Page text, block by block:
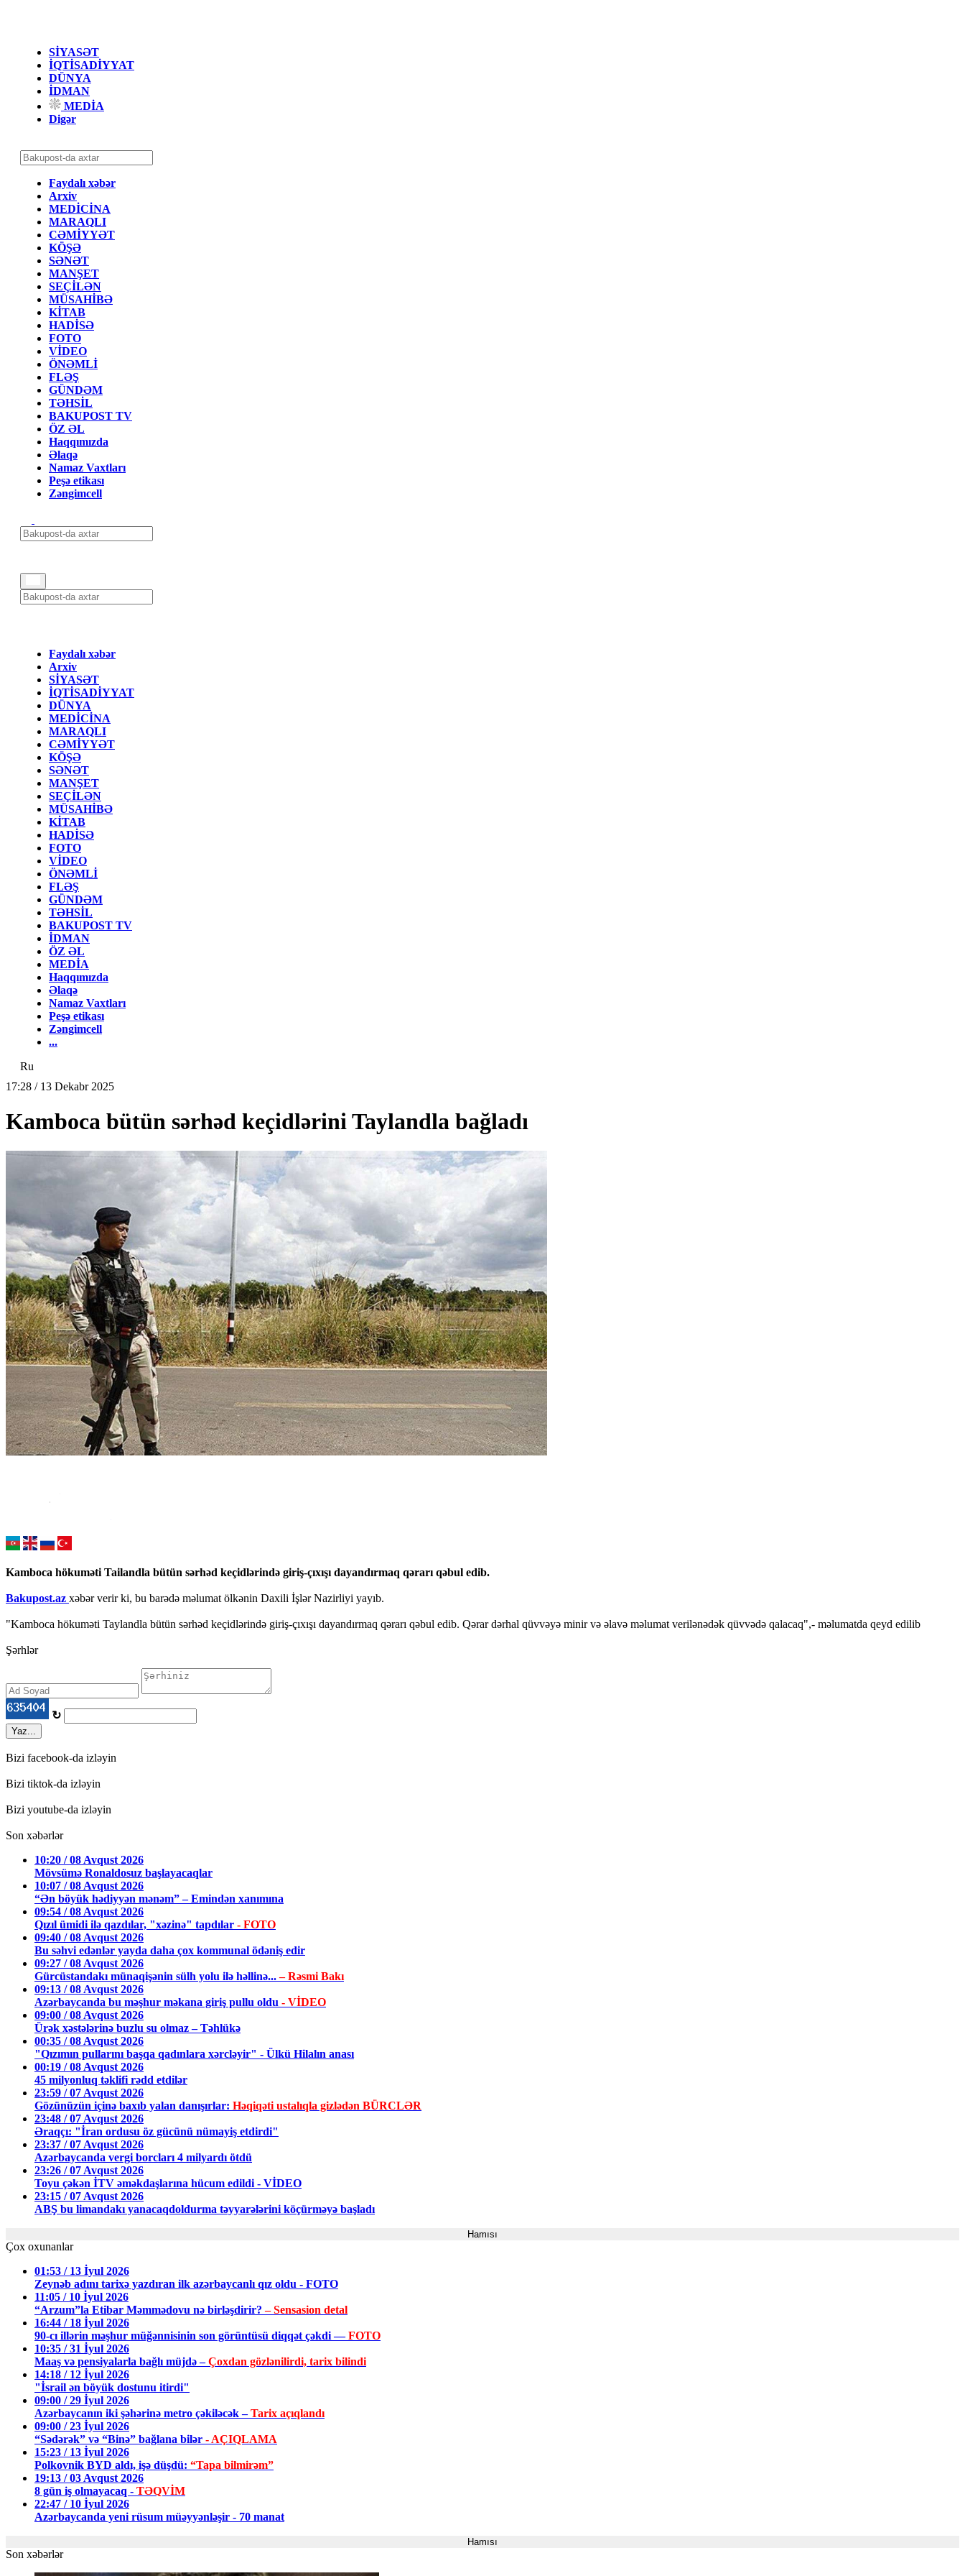
SİYASƏT
İQTİSADİYYAT
DÜNYA
İDMAN
MEDİA
Digər
Faydalı xəbər
Arxiv
MEDİCİNA
MARAQLI
CƏMİYYƏT
KÖŞƏ
SƏNƏT
MANŞET
SEÇİLƏN
MÜSAHİBƏ
KİTAB
HADİSƏ
FOTO
VİDEO
ÖNƏMLİ
FLƏŞ
GÜNDƏM
TƏHSİL
BAKUPOST TV
ÖZ ƏL
Haqqımızda
Əlaqə
Namaz Vaxtları
Peşə etikası
Zəngimcell
Faydalı xəbər
Arxiv
SİYASƏT
İQTİSADİYYAT
DÜNYA
MEDİCİNA
MARAQLI
CƏMİYYƏT
KÖŞƏ
SƏNƏT
MANŞET
SEÇİLƏN
MÜSAHİBƏ
KİTAB
HADİSƏ
FOTO
VİDEO
ÖNƏMLİ
FLƏŞ
GÜNDƏM
TƏHSİL
BAKUPOST TV
İDMAN
ÖZ ƏL
MEDİA
Haqqımızda
Əlaqə
Namaz Vaxtları
Peşə etikası
Zəngimcell
...
Ru
17:28 / 13 Dekabr 2025
Kamboca bütün sərhəd keçidlərini Taylandla bağladı
Kamboca hökuməti Tailandla bütün sərhəd keçidlərində giriş-çıxışı dayandırmaq qərarı qəbul edib.
Bakupost.az xəbər verir ki, bu barədə məlumat ölkənin Daxili İşlər Nazirliyi yayıb.
"Kamboca hökuməti Taylandla bütün sərhəd keçidlərində giriş-çıxışı dayandırmaq qərarı qəbul edib. Qərar dərhal qüvvəyə minir və əlavə məlumat verilənədək qüvvədə qalacaq",- məlumatda qeyd edilib
Şərhlər
↻
Yaz...
Bizi facebook-da izləyin
Bizi tiktok-da izləyin
Bizi youtube-da izləyin
Son xəbərlər
10:20 / 08 Avqust 2026
Mövsümə Ronaldosuz başlayacaqlar
10:07 / 08 Avqust 2026
“Ən böyük hədiyyən mənəm” – Emindən xanımına
09:54 / 08 Avqust 2026
Qızıl ümidi ilə qazdılar, "xəzinə" tapdılar - FOTO
09:40 / 08 Avqust 2026
Bu səhvi edənlər yayda daha çox kommunal ödəniş edir
09:27 / 08 Avqust 2026
Gürcüstandakı münaqişənin sülh yolu ilə həllinə...– Rəsmi Bakı
09:13 / 08 Avqust 2026
Azərbaycanda bu məşhur məkana giriş pullu oldu - VİDEO
09:00 / 08 Avqust 2026
Ürək xəstələrinə buzlu su olmaz – Təhlükə
00:35 / 08 Avqust 2026
"Qızımın pullarını başqa qadınlara xərcləyir" - Ülkü Hilalın anası
00:19 / 08 Avqust 2026
45 milyonluq təklifi rədd etdilər
23:59 / 07 Avqust 2026
Gözünüzün içinə baxıb yalan danışırlar: Həqiqəti ustalıqla gizlədən BÜRCLƏR
23:48 / 07 Avqust 2026
Əraqçı: "İran ordusu öz gücünü nümayiş etdirdi"
23:37 / 07 Avqust 2026
Azərbaycanda vergi borcları 4 milyardı ötdü
23:26 / 07 Avqust 2026
Toyu çəkən İTV əməkdaşlarına hücum edildi - VİDEO
23:15 / 07 Avqust 2026
ABŞ bu limandakı yanacaqdoldurma təyyarələrini köçürməyə başladı
Hamısı
Çox oxunanlar
01:53 / 13 İyul 2026
Zeynəb adını tarixə yazdıran ilk azərbaycanlı qız oldu - FOTO
11:05 / 10 İyul 2026
“Arzum”la Etibar Məmmədovu nə birləşdirir?– Sensasion detal
16:44 / 18 İyul 2026
90-cı illərin məşhur müğənnisinin son görüntüsü diqqət çəkdi —FOTO
10:35 / 31 İyul 2026
Maaş və pensiyalarla bağlı müjdə –Çoxdan gözlənilirdi, tarix bilindi
14:18 / 12 İyul 2026
"İsrail ən böyük dostunu itirdi"
09:00 / 29 İyul 2026
Azərbaycanın iki şəhərinə metro çəkiləcək –Tarix açıqlandı
09:00 / 23 İyul 2026
“Sədərək” və “Binə” bağlana bilər - AÇIQLAMA
15:23 / 13 İyul 2026
Polkovnik BYD aldı, işə düşdü: “Tapa bilmirəm”
19:13 / 03 Avqust 2026
8 gün iş olmayacaq - TƏQVİM
22:47 / 10 İyul 2026
Azərbaycanda yeni rüsum müəyyənləşir - 70 manat
Hamısı
Son xəbərlər